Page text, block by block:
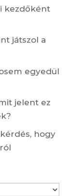
kezdőként
játszol a
egyedül
jelent ez
hogy